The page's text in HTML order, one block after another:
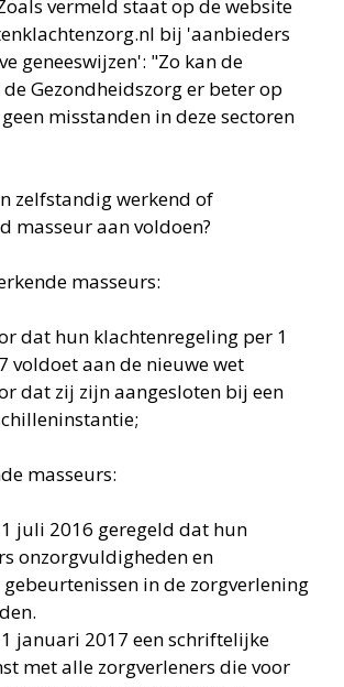
vermeld staat op de website
bij 'aanbieders
geneeswijzen': "Zo kan de
Gezondheidszorg er beter op
misstanden in deze sectoren
zelfstandig werkend of
masseur aan voldoen?
masseurs:
dat hun klachtenregeling per 1
voldoet aan de nieuwe wet
dat zij zijn aangesloten bij een
masseurs:
juli 2016 geregeld dat hun
onzorgvuldigheden en
gebeurtenissen in de zorgverlening
januari 2017 een schriftelijke
met alle zorgverleners die voor